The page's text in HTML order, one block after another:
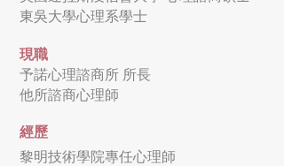
東吳大學心理系學士
現職
​予諾心理諮商所 所長
他所諮商心理師
經歷
黎明技術學院專任心理師